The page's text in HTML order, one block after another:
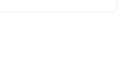
Änderung zur Nutzerbindung.